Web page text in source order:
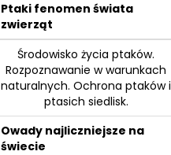
Ptaki fenomen świata
zwierząt
Środowisko życia ptaków.
Rozpoznawanie w warunkach
naturalnych. Ochrona ptaków i
ptasich siedlisk.
Owady najliczniejsze na
świecie